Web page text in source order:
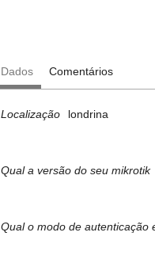
Dados Comentários
Localização londrina
Qual a versão do seu mikrotik
Qual o modo de autenticação